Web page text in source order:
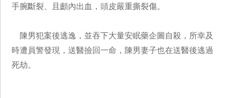
手腕斷裂、且顱內出血，頭皮嚴重撕裂傷。
陳男犯案後逃逸，並吞下大量安眠藥企圖自殺，所幸及
時遭員警發現，送醫撿回一命，陳男妻子也在送醫後逃過
死劫。